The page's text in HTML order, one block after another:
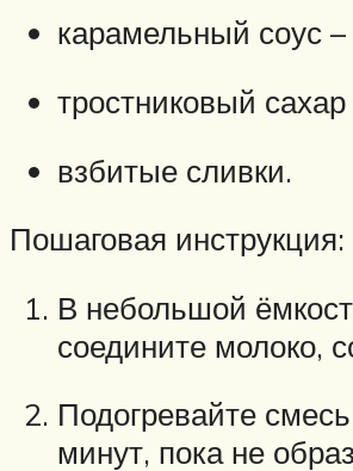
карамельный соус
тростниковый
взбитые сливки.
Пошаговая инструкция:
В небольшой
соедините молоко,
Подогревайте
минут, пока не